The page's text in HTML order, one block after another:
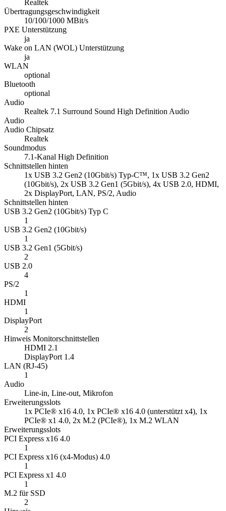
Realtek
Übertragungsgeschwindigkeit
10/100/1000 MBit/s
PXE Unterstützung
ja
Wake on LAN (WOL) Unterstützung
ja
WLAN
optional
Bluetooth
optional
Audio
Realtek 7.1 Surround Sound High Definition Audio
Audio
Audio Chipsatz
Realtek
Soundmodus
7.1-Kanal High Definition
Schnittstellen hinten
1x USB 3.2 Gen2 (10Gbit/s) Typ-C™, 1x USB 3.2 Gen2
(10Gbit/s), 2x USB 3.2 Gen1 (5Gbit/s), 4x USB 2.0, HDMI,
2x DisplayPort, LAN, PS/2, Audio
Schnittstellen hinten
USB 3.2 Gen2 (10Gbit/s) Typ C
1
USB 3.2 Gen2 (10Gbit/s)
1
USB 3.2 Gen1 (5Gbit/s)
2
USB 2.0
4
PS/2
1
HDMI
1
DisplayPort
2
Hinweis Monitorschnittstellen
HDMI 2.1
DisplayPort 1.4
LAN (RJ-45)
1
Audio
Line-in, Line-out, Mikrofon
Erweiterungsslots
1x PCIe® x16 4.0, 1x PCIe® x16 4.0 (unterstützt x4), 1x
PCIe® x1 4.0, 2x M.2 (PCIe®), 1x M.2 WLAN
Erweiterungsslots
PCI Express x16 4.0
1
PCI Express x16 (x4-Modus) 4.0
1
PCI Express x1 4.0
1
M.2 für SSD
2